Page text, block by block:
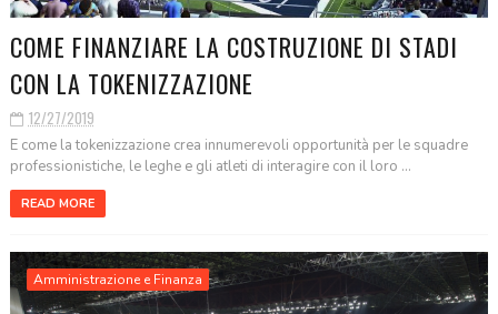
COME FINANZIARE LA COSTRUZIONE DI STADI
CON LA TOKENIZZAZIONE
12/27/2019
E come la tokenizzazione crea innumerevoli opportunità per le squadre
professionistiche, le leghe e gli atleti di interagire con il loro ...
READ MORE
Amministrazione e Finanza